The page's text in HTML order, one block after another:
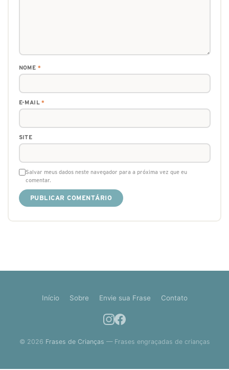
NOME *
E-MAIL*
SITE
Salvar meus dados neste navegador para a próxima vez que eu
comentar.
Início Sobre Envie sua Frase Contato
© 2026 Frases de Crianças — Frases engraçadas de crianças